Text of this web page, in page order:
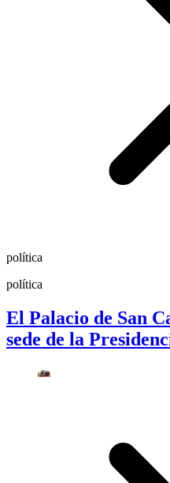
política
política
El Palacio de San
sede de la